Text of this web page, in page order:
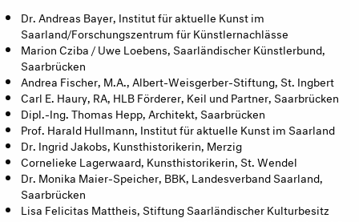
Dr. Andreas Bayer, Institut für aktuelle Kunst im
Saarland/Forschungszentrum für Künstlernachlässe
Marion Cziba / Uwe Loebens, Saarländischer Künstlerbund,
Saarbrücken
Andrea Fischer, M.A., Albert-Weisgerber-Stiftung, St. Ingbert
Carl E. Haury, RA, HLB Förderer, Keil und Partner, Saarbrücken
Dipl.-Ing. Thomas Hepp, Architekt, Saarbrücken
Prof. Harald Hullmann, Institut für aktuelle Kunst im Saarland
Dr. Ingrid Jakobs, Kunsthistorikerin, Merzig
Cornelieke Lagerwaard, Kunsthistorikerin, St. Wendel
Dr. Monika Maier-Speicher, BBK, Landesverband Saarland,
Saarbrücken
Lisa Felicitas Mattheis, Stiftung Saarländischer Kulturbesitz